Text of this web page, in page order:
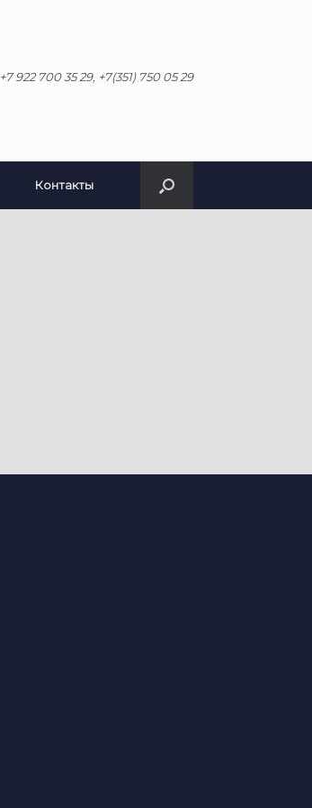
+7 922 700 35 29, +7(351) 750 05 29
Контакты